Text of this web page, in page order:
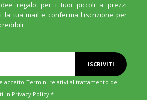
regalo per i tuoi piccoli a prezzi
la tua mail e conferma l'iscrizione per
ISCRIVITI
accetto Termini relativi al trattamento dei
in Privacy Policy*